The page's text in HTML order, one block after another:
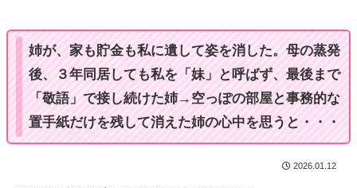
姉が、家も貯金も私に遺して姿を消した。母の蒸発
後、３年同居しても私を「妹」と呼ばず、最後まで
「敬語」で接し続けた姉→空っぽの部屋と事務的な
置手紙だけを残して消えた姉の心中を思うと・・・
2026.01.12